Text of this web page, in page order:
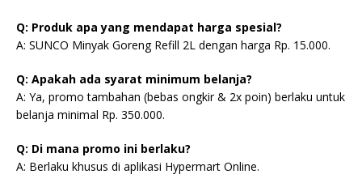
Q: Produk apa yang mendapat harga spesial?
A: SUNCO Minyak Goreng Refill 2L dengan harga Rp. 15.000.
Q: Apakah ada syarat minimum belanja?
A: Ya, promo tambahan (bebas ongkir & 2x poin) berlaku untuk
belanja minimal Rp. 350.000.
Q: Di mana promo ini berlaku?
A: Berlaku khusus di aplikasi Hypermart Online.